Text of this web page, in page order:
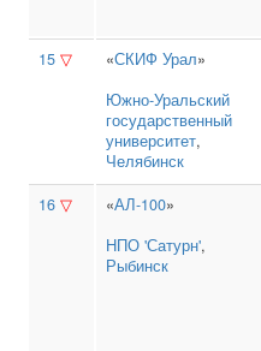
15 ▽ «СКИФ Урал»
Южно‑Уральский
государственный
университет,
Челябинск
16 ▽ «АЛ-100»
НПО 'Сатурн',
Рыбинск